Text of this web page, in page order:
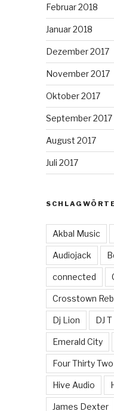
Februar 2018
Januar 2018
Dezember 2017
November 2017
Oktober 2017
September 2017
August 2017
Juli 2017
Akbal Music
Audiojack
connected
Crosstown
Dj Lion DJ T
Emerald City
Four Thirty Two
Hive Audio
James Dexter